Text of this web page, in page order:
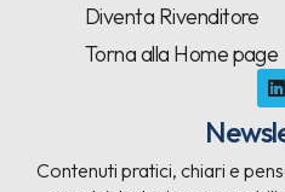
Diventa Rivenditore
Torna alla Home page
Contenuti pratici, chiari e